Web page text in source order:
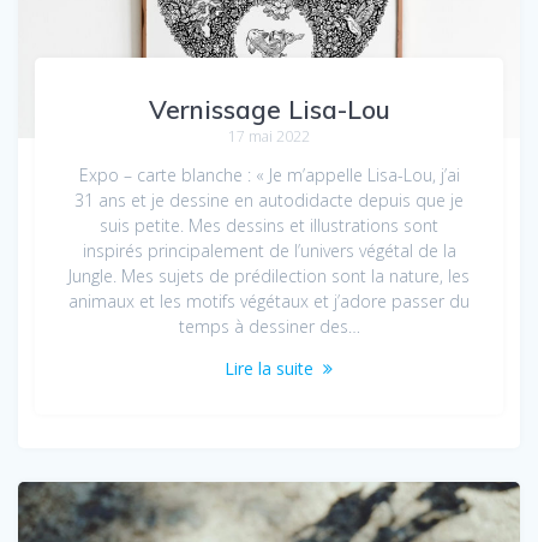
Vernissage Lisa-Lou
17 mai 2022
Expo – carte blanche : « Je m’appelle Lisa-Lou, j’ai
31 ans et je dessine en autodidacte depuis que je
suis petite. Mes dessins et illustrations sont
inspirés principalement de l’univers végétal de la
Jungle. Mes sujets de prédilection sont la nature, les
animaux et les motifs végétaux et j’adore passer du
temps à dessiner des…
Lire la suite